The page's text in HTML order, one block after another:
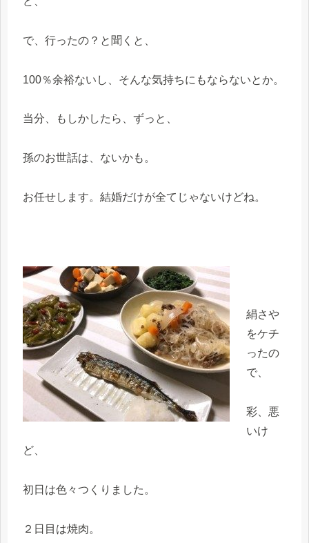
で、行ったの？と聞くと、
100％余裕ないし、そんな気持ちにもならないとか。
当分、もしかしたら、ずっと、
孫のお世話は、ないかも。
お任せします。結婚だけが全てじゃないけどね。
絹さや
をケチ
ったの
で、
彩、悪
いけ
ど、
初日は色々つくりました。
２日目は焼肉。